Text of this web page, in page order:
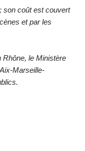
son coût est couvert
et par les
le Ministère
Marseille-